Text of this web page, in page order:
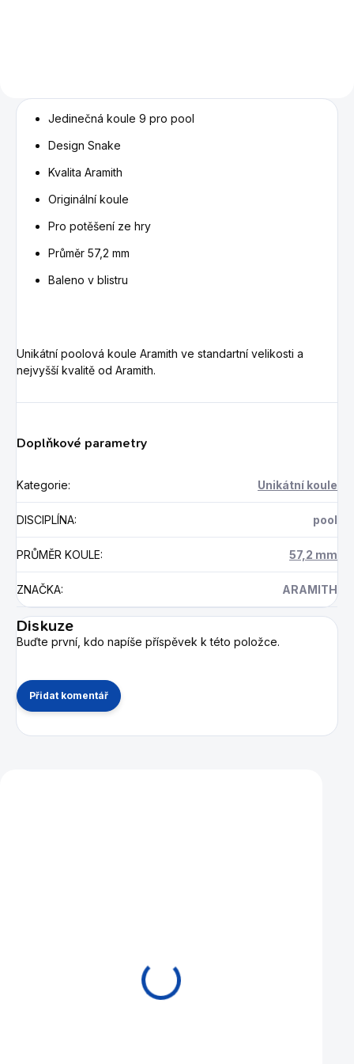
Jedinečná koule 9 pro pool
Design Snake
Kvalita Aramith
Originální koule
Pro potěšení ze hry
Průměr 57,2 mm
Baleno v blistru
Unikátní poolová koule Aramith ve standartní velikosti a
nejvyšší kvalitě od Aramith.
Doplňkové parametry
Kategorie: Unikátní koule
DISCIPLÍNA: pool
PRŮMĚR KOULE: 57,2 mm
ZNAČKA: ARAMITH
Diskuze
Buďte první, kdo napíše příspěvek k této položce.
Přidat komentář